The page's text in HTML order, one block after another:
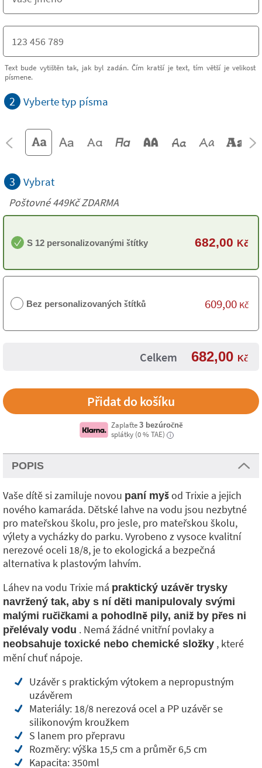
Text bude vytištěn tak, jak byl zadán. Čím kratší je text, tím větší je velikost
písmene.
2 Vyberte typ písma
3 Vybrat
Poštovné 449Kč ZDARMA
S 12 personalizovanými štítky 682,00 Kč
Bez personalizovaných štítků 609,00 Kč
Celkem 682,00 Kč
Zaplaťte 3 bezúročně
splátky (0 % TAE) i
POPIS
Vaše dítě si zamiluje novou paní myš od Trixie a jejich
nového kamaráda. Dětské lahve na vodu jsou nezbytné
pro mateřskou školu, pro jesle, pro mateřskou školu,
výlety a vycházky do parku. Vyrobeno z vysoce kvalitní
nerezové oceli 18/8, je to ekologická a bezpečná
alternativa k plastovým lahvím.
Láhev na vodu Trixie má praktický uzávěr trysky
navržený tak, aby s ní děti manipulovaly svými
malými ručičkami a pohodlně pily, aniž by přes ni
přelévaly vodu . Nemá žádné vnitřní povlaky a
neobsahuje toxické nebo chemické složky , které
mění chuť nápoje.
Uzávěr s praktickým výtokem a nepropustným
uzávěrem
Materiály: 18/8 nerezová ocel a PP uzávěr se
silikonovým kroužkem
S lanem pro přepravu
Rozměry: výška 15,5 cm a průměr 6,5 cm
Kapacita: 350ml